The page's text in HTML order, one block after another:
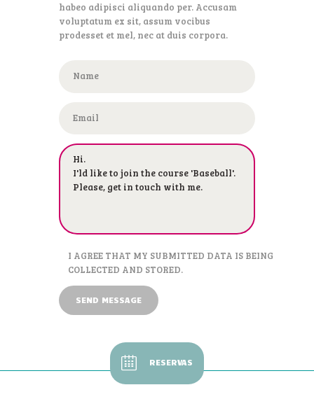
habeo adipisci aliquando per. Accusam
voluptatum ex sit, assum vocibus
prodesset et mel, nec at duis corpora.
I AGREE THAT MY SUBMITTED DATA IS BEING
COLLECTED AND STORED.
RESERVAS